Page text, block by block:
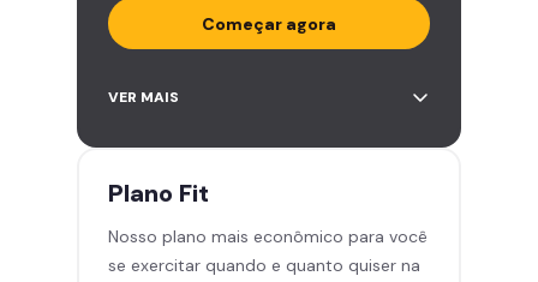
Começar agora
Acesso ilimitado a +2.000
Leve 5 amigos por mês para
Cadeira de massagem
Skeelo App (Audiobook)*
Área de musculação e aeróbicos
VER MAIS
Plano Fit
Nosso plano mais econômico para você
se exercitar quando e quanto quiser na